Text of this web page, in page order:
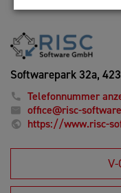
Softwarepark 32a,
Telefonnummer
office@risc-
https://www.risc-